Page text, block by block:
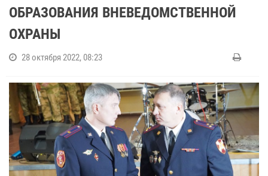
ОБРАЗОВАНИЯ ВНЕВЕДОМСТВЕННОЙ
ОХРАНЫ
28 октября 2022, 08:23